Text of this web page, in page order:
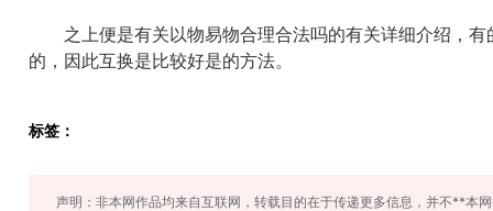
之上便是有关以物易物合理合法吗的有关详细介绍，有
的，因此互换是比较好是的方法。
标签：
声明：非本网作品均来自互联网，转载目的在于传递更多信息，并不**本